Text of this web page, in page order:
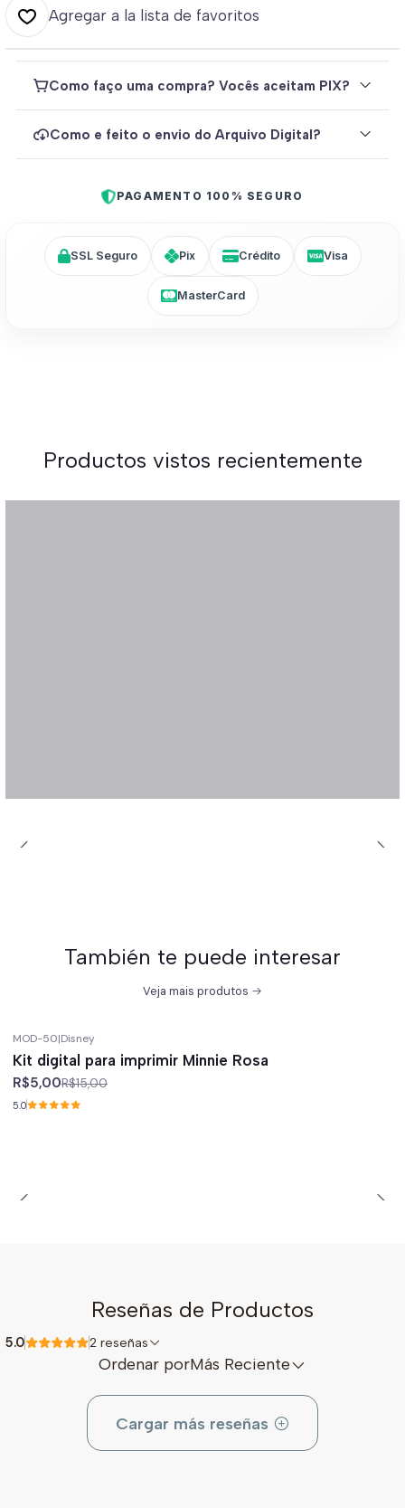
Agregar a la lista de favoritos
Como faço uma compra? Vocês aceitam PIX?
Como e feito o envio do Arquivo Digital?
PAGAMENTO 100% SEGURO
SSL Seguro Pix Crédito Visa
MasterCard
Productos vistos recientemente
También te puede interesar
Veja mais produtos
MOD-50|Disney
Kit digital para imprimir Minnie Rosa
R$5,00R$15,00
5.0
Reseñas de Productos
5.0 2 reseñas
Ordenar porMás Reciente
Cargar más reseñas